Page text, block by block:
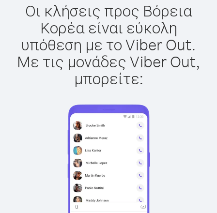
Οι κλήσεις προς Βόρεια
Κορέα είναι εύκολη
υπόθεση με το Viber Out.
Με τις μονάδες Viber Out,
μπορείτε: